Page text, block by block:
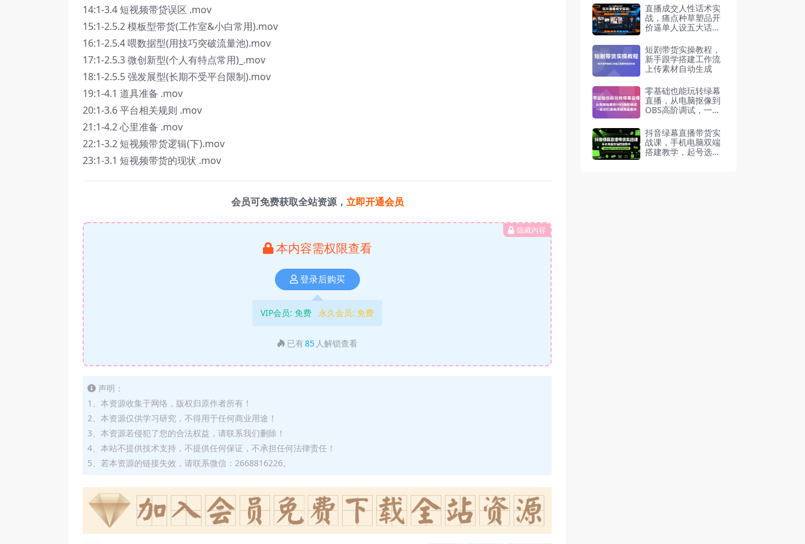
14:1-3.4 短视频带贷误区 .mov
15:1-2.5.2 模板型带货(工作室&小白常用).mov
16:1-2.5.4 喂数据型(用技巧突破流量池).mov
17:1-2.5.3 微创新型(个人有特点常用)_.mov
18:1-2.5.5 强发展型(长期不受平台限制).mov
19:1-4.1 道具准备 .mov
20:1-3.6 平台相关规则 .mov
21:1-4.2 心里准备 .mov
22:1-3.2 短视频带货逻辑(下).mov
23:1-3.1 短视频带货的现状 .mov
会员可免费获取全站资源， 立即开通会员
隐藏内容
本内容需权限查看
登录后购买
VIP会员: 免费 永久会员: 免费
已有85 人解锁查看
声明：
1、本资源收集于网络，版权归原作者所有！
2、本资源仅供学习研究，不得用于任何商业用途！
3、本资源若侵犯了您的合法权益，请联系我们删除！
4、本站不提供技术支持，不提供任何保证，不承担任何法律责任！
5、若本资源的链接失效，请联系微信：2668816226。
直播成交人性话术实
战，痛点种草塑品开
价逼单人设五大话术
短剧带货实操教程，
新手跟学搭建工作流
上传素材自动生成
零基础也能玩转绿幕
直播，从电脑抠像到
OBS高阶调试，一站
间
抖音绿幕直播带货实
战课，手机电脑双端
搭建教学，起号选品